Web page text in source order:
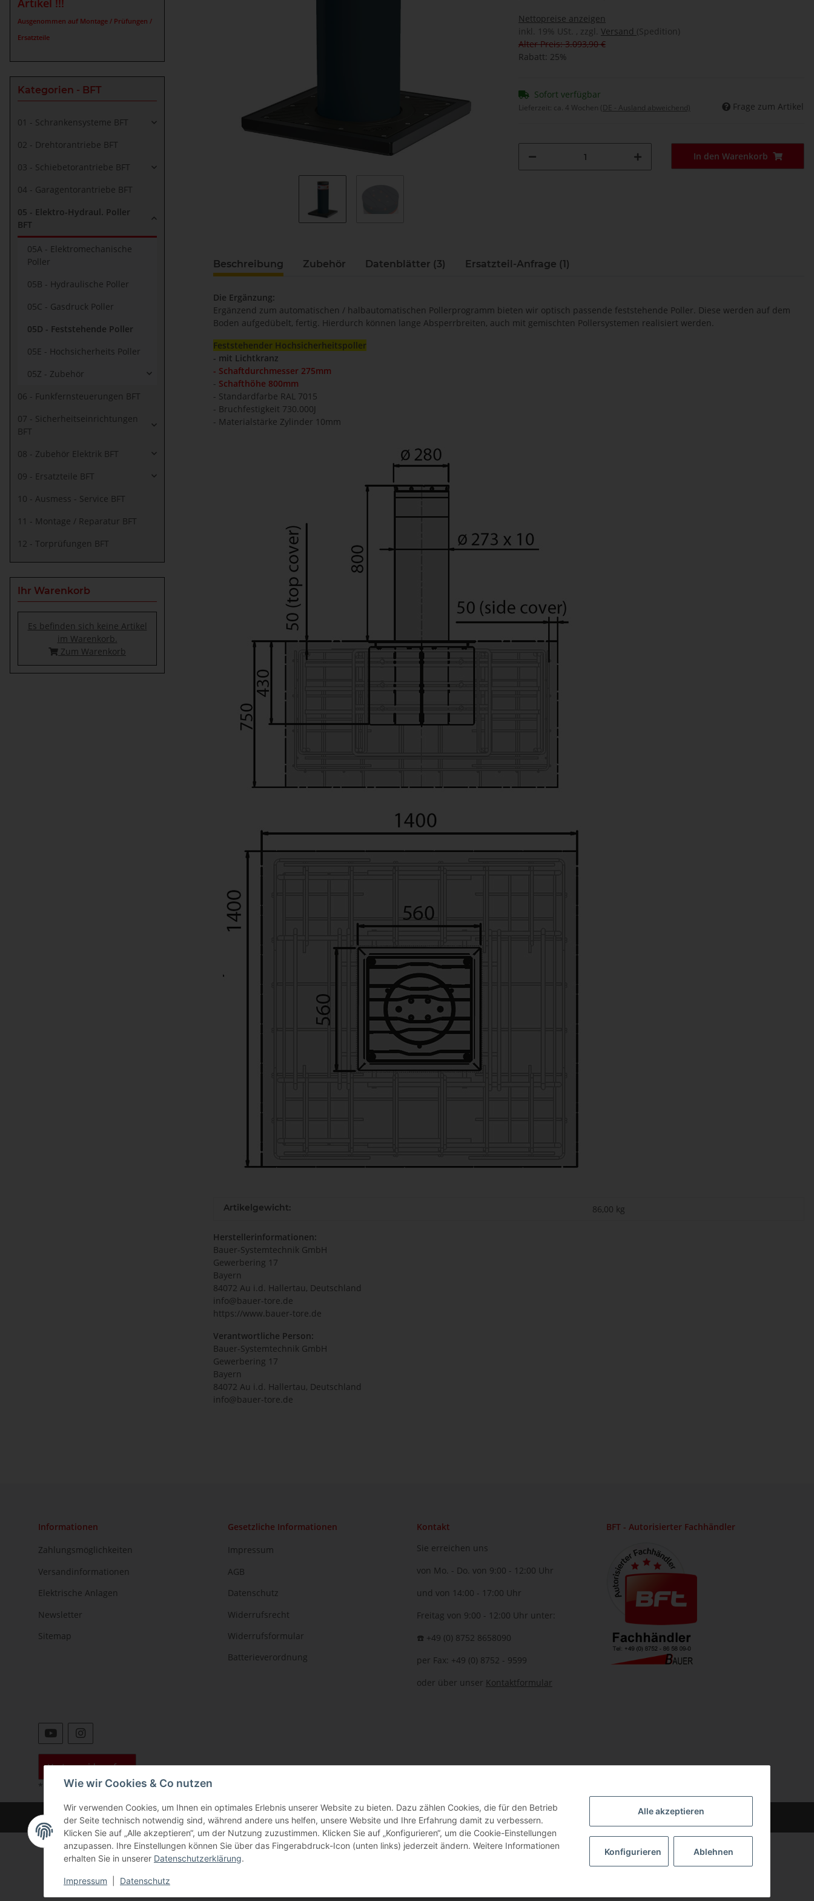
Nettopreise anzeigen
inkl. 19% USt. , zzgl. Versand (Spedition)
Alter Preis: 3.093,90 €
Rabatt: 25%
Sofort verfügbar
Lieferzeit: ca. 4 Wochen (DE - Ausland abweichend) Frage zum Artikel
In den Warenkorb
Beschreibung Zubehör Datenblätter (3) Ersatzteil-Anfrage (1)
Die Ergänzung:
Ergänzend zum automatischen / halbautomatischen Pollerprogramm bieten wir optisch passende feststehende Poller. Diese werden auf dem
Boden aufgedübelt, fertig. Hierdurch können lange Absperrbreiten, auch mit gemischten Pollersystemen realisiert werden.
Feststehender Hochsicherheitspoller
- mit Lichtkranz
- Schaftdurchmesser 275mm
- Schafthöhe 800mm
- Standardfarbe RAL 7015
- Bruchfestigkeit 730.000J
- Materialstärke Zylinder 10mm
Artikelgewicht: 86,00 kg
Herstellerinformationen:
Bauer-Systemtechnik GmbH
Gewerbering 17
Bayern
84072 Au i.d. Hallertau, Deutschland
info@bauer-tore.de
https://www.bauer-tore.de
Verantwortliche Person:
Bauer-Systemtechnik GmbH
Gewerbering 17
Bayern
84072 Au i.d. Hallertau, Deutschland
info@bauer-tore.de
Artikel !!!
Ausgenommen auf Montage / Prüfungen /
Ersatzteile
Kategorien - BFT
01 - Schrankensysteme BFT
02 - Drehtorantriebe BFT
03 - Schiebetorantriebe BFT
04 - Garagentorantriebe BFT
05 - Elektro-Hydraul. Poller
BFT
05A - Elektromechanische
Poller
05B - Hydraulische Poller
05C - Gasdruck Poller
05D - Feststehende Poller
05E - Hochsicherheits Poller
05Z - Zubehör
06 - Funkfernsteuerungen BFT
07 - Sicherheitseinrichtungen
BFT
08 - Zubehör Elektrik BFT
09 - Ersatzteile BFT
10 - Ausmess - Service BFT
11 - Montage / Reparatur BFT
12 - Torprüfungen BFT
Ihr Warenkorb
Es befinden sich keine Artikel
im Warenkorb.
Zum Warenkorb
Informationen
Zahlungsmöglichkeiten
Versandinformationen
Elektrische Anlagen
Newsletter
Sitemap
Gesetzliche Informationen
Impressum
AGB
Datenschutz
Widerrufsrecht
Widerrufsformular
Batterieverordnung
Kontakt
Sie erreichen uns
von Mo. - Do. von 9:00 - 12:00 Uhr
und von 14:00 - 17:00 Uhr
Freitag von 9:00 - 12:00 Uhr unter:
☎️ +49 (0) 8752 8658090
per Fax: +49 (0) 8752 - 9599
oder über unser Kontaktformular
BFT - Autorisierter Fachhändler
Vertrag widerrufen
* Alle Preise inkl. gesetzlicher USt., zzgl.Versand
© Bauer-Systemtechnik GmbH - Technische Änderungen und Irrtümer vorbehalten
Wie wir Cookies & Co nutzen
Wir verwenden Cookies, um Ihnen ein optimales Erlebnis unserer Website zu bieten. Dazu zählen Cookies, die für den Betrieb
der Seite technisch notwendig sind, während andere uns helfen, unsere Website und Ihre Erfahrung damit zu verbessern.
Klicken Sie auf „Alle akzeptieren“, um der Nutzung zuzustimmen. Klicken Sie auf „Konfigurieren“, um die Cookie-Einstellungen
anzupassen. Ihre Einstellungen können Sie über das Fingerabdruck-Icon (unten links) jederzeit ändern. Weitere Informationen
erhalten Sie in unserer Datenschutzerklärung.
Impressum Datenschutz
Alle akzeptieren
Konfigurieren Ablehnen